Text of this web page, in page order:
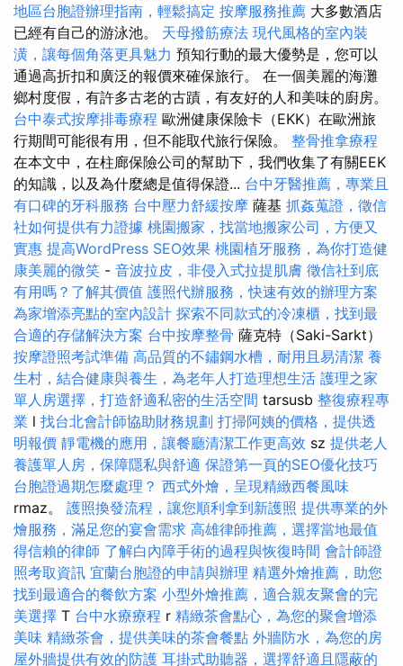
地區台胞證辦理指南，輕鬆搞定 按摩服務推薦 大多數酒店
已經有自己的游泳池。 天母撥筋療法 現代風格的室內裝
潢，讓每個角落更具魅力 預知行動的最大優勢是，您可以
通過高折扣和廣泛的報價來確保旅行。 在一個美麗的海灘
鄉村度假，有許多古老的古蹟，有友好的人和美味的廚房。
台中泰式按摩排毒療程 歐洲健康保險卡（EKK）在歐洲旅
行期間可能很有用，但不能取代旅行保險。 整骨推拿療程
在本文中，在柱廊保險公司的幫助下，我們收集了有關EEK
的知識，以及為什麼總是值得保證... 台中牙醫推薦，專業且
有口碑的牙科服務 台中壓力舒緩按摩 薩基 抓姦蒐證，徵信
社如何提供有力證據 桃園搬家，找當地搬家公司，方便又
實惠 提高WordPress SEO效果 桃園植牙服務，為你打造健
康美麗的微笑 - 音波拉皮，非侵入式拉提肌膚 徵信社到底
有用嗎？了解其價值 護照代辦服務，快速有效的辦理方案
為家增添亮點的室內設計 探索不同款式的冷凍櫃，找到最
合適的存儲解決方案 台中按摩整骨 薩克特（Saki-Sarkt）
按摩證照考試準備 高品質的不鏽鋼水槽，耐用且易清潔 養
生村，結合健康與養生，為老年人打造理想生活 護理之家
單人房選擇，打造舒適私密的生活空間 tarsusb 整復療程專
業 l 找台北會計師協助財務規劃 打掃阿姨的價格，提供透
明報價 靜電機的應用，讓餐廳清潔工作更高效 sz 提供老人
養護單人房，保障隱私與舒適 保證第一頁的SEO優化技巧
台胞證過期怎麼處理？ 西式外燴，呈現精緻西餐風味
rmaz。 護照換發流程，讓您順利拿到新護照 提供專業的外
燴服務，滿足您的宴會需求 高雄律師推薦，選擇當地最值
得信賴的律師 了解白內障手術的過程與恢復時間 會計師證
照考取資訊 宜蘭台胞證的申請與辦理 精選外燴推薦，助您
找到最適合的餐飲方案 小型外燴推薦，適合親友聚會的完
美選擇 T 台中水療療程 r 精緻茶會點心，為您的聚會增添
美味 精緻茶會，提供美味的茶會餐點 外牆防水，為您的房
屋外牆提供有效的防護 耳掛式助聽器，選擇舒適且隱蔽的